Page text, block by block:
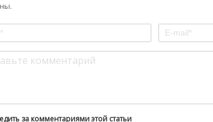
за комментариями этой статьи